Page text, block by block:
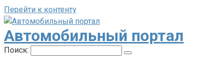
Перейти к контенту
Автомобильный портал
Поиск: